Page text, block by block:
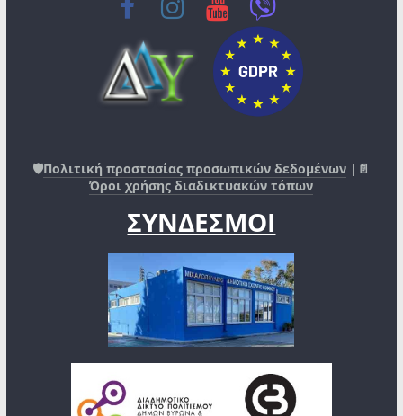
🛡️Πολιτική προστασίας προσωπικών δεδομένων |📄
Όροι χρήσης διαδικτυακών τόπων
ΣΥΝΔΕΣΜΟΙ